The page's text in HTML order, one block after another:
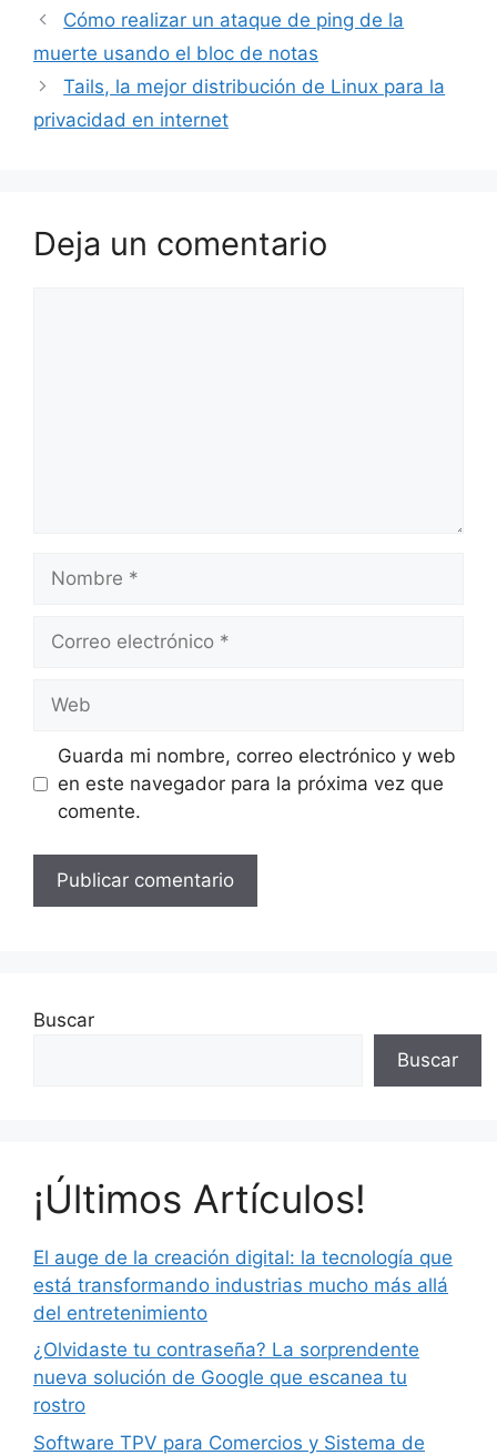
Cómo realizar un ataque de ping de la
muerte usando el bloc de notas
Tails, la mejor distribución de Linux para la
privacidad en internet
Deja un comentario
Nombre
Correo
Web
Guarda mi nombre, correo electrónico y web
en este navegador para la próxima vez que
comente.
Buscar
Buscar
¡Últimos Artículos!
El auge de la creación digital: la tecnología que
está transformando industrias mucho más allá
del entretenimiento
¿Olvidaste tu contraseña? La sorprendente
nueva solución de Google que escanea tu
rostro
Software TPV para Comercios y Sistema de